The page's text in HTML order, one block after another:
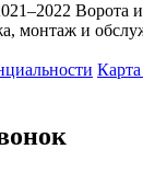
Ворота и
монтаж и
Карта